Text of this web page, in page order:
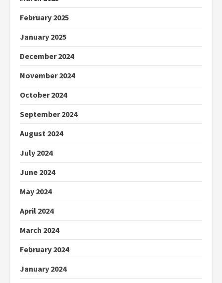
February 2025
January 2025
December 2024
November 2024
October 2024
September 2024
August 2024
July 2024
June 2024
May 2024
April 2024
March 2024
February 2024
January 2024